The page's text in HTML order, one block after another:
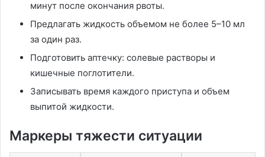
минут после окончания рвоты.
Предлагать жидкость объемом не более 5–10 мл
за один раз.
Подготовить аптечку: солевые растворы и
кишечные поглотители.
Записывать время каждого приступа и объем
выпитой жидкости.
Маркеры тяжести ситуации